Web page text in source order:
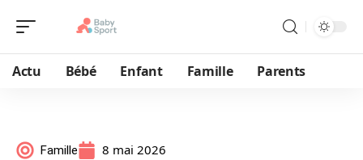
Actu Bébé Enfant Famille Parents
Famille 8 mai 2026